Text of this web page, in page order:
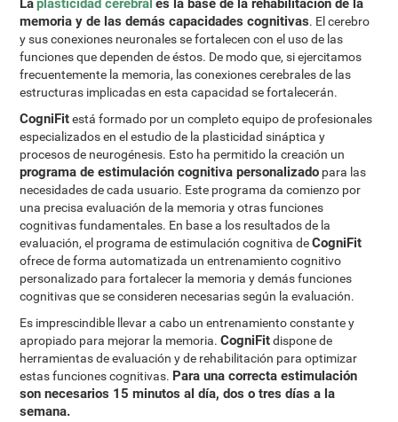
Laplasticidad cerebral es la base de la rehabilitación de la
memoria y de las demás capacidades cognitivas. El cerebro
y sus conexiones neuronales se fortalecen con el uso de las
funciones que dependen de éstos. De modo que, si ejercitamos
frecuentemente la memoria, las conexiones cerebrales de las
estructuras implicadas en esta capacidad se fortalecerán.
CogniFitestá formado por un completo equipo de profesionales
especializados en el estudio de la plasticidad sináptica y
procesos de neurogénesis. Esto ha permitido la creación un
programa de estimulación cognitiva personalizado para las
necesidades de cada usuario. Este programa da comienzo por
una precisa evaluación de la memoria y otras funciones
cognitivas fundamentales. En base a los resultados de la
evaluación, el programa de estimulación cognitiva deCogniFit
ofrece de forma automatizada un entrenamiento cognitivo
personalizado para fortalecer la memoria y demás funciones
cognitivas que se consideren necesarias según la evaluación.
Es imprescindible llevar a cabo un entrenamiento constante y
apropiado para mejorar la memoria.CogniFitdispone de
herramientas de evaluación y de rehabilitación para optimizar
estas funciones cognitivas. Para una correcta estimulación
son necesarios 15 minutos al día, dos o tres días a la
semana.